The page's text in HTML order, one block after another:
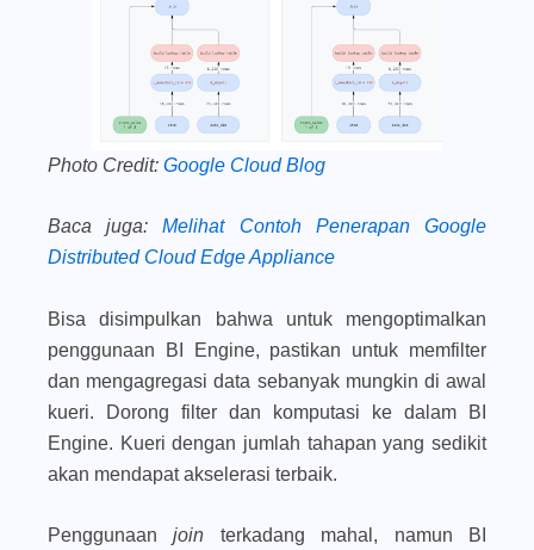
Photo Credit: Google Cloud Blog
Baca juga:
Melihat Contoh Penerapan Google
Distributed Cloud Edge Appliance
Bisa disimpulkan bahwa untuk mengoptimalkan
penggunaan BI Engine, pastikan untuk memfilter
dan mengagregasi data sebanyak mungkin di awal
kueri. Dorong filter dan komputasi ke dalam BI
Engine. Kueri dengan jumlah tahapan yang sedikit
akan mendapat akselerasi terbaik.
Penggunaanjoin terkadang mahal, namun BI